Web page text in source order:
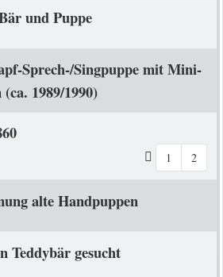
und Puppe
Sprech-/Singpuppe mit Mini-
1989/1990)
1 2
alte Handpuppen
Teddybär gesucht